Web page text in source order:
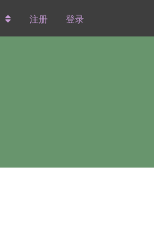
注册 登录